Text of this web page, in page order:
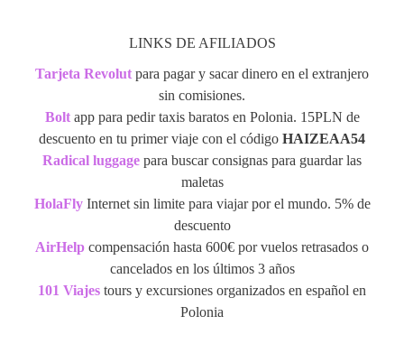
LINKS DE AFILIADOS
Tarjeta Revolut para pagar y sacar dinero en el extranjero
sin comisiones.
Boltapp para pedir taxis baratos en Polonia. 15PLN de
descuento en tu primer viaje con el código HAIZEAA54
Radical luggage para buscar consignas para guardar las
maletas
HolaFlyInternet sin limite para viajar por el mundo. 5% de
descuento
AirHelp compensación hasta 600€ por vuelos retrasados o
cancelados en los últimos 3 años
101 Viajes tours y excursiones organizados en español en
Polonia